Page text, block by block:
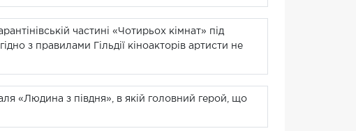
частині «Чотирьох кімнат» під
з правилами Гільдії кіноакторів артисти не
«Людина з півдня», в якій головний герой, що